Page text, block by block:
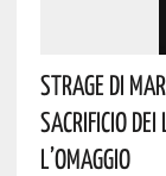
Strage Di
Sacrificio Dei
L’omaggio